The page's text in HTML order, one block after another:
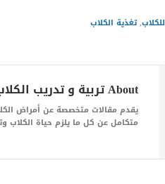
,تغذية الكلاب
About تربية و تدريب الكلاب
يقدم مقالات متخصصة عن أمراض
متكامل عن كل ما يلزم حياة الكلاب